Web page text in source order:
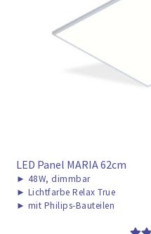
► VERSANDARTEN
LED Panel MARIA 62cm
► 48W, dimmbar
► Lichtfarbe Relax True
► mit Philips-Bauteilen